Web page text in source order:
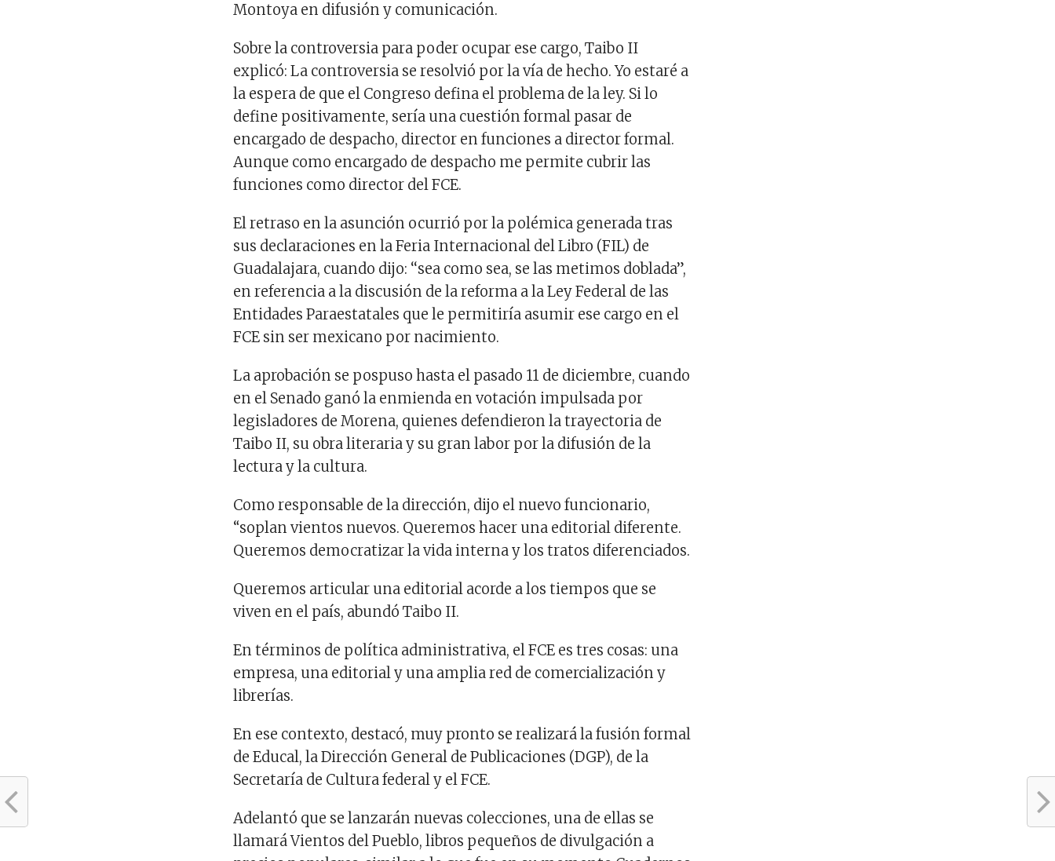
Montoya en difusión y comunicación.
Sobre la controversia para poder ocupar ese cargo, Taibo II
explicó: La controversia se resolvió por la vía de hecho. Yo estaré a
la espera de que el Congreso defina el problema de la ley. Si lo
define positivamente, sería una cuestión formal pasar de
encargado de despacho, director en funciones a director formal.
Aunque como encargado de despacho me permite cubrir las
funciones como director del FCE.
El retraso en la asunción ocurrió por la polémica generada tras
sus declaraciones en la Feria Internacional del Libro (FIL) de
Guadalajara, cuando dijo: ‘‘sea como sea, se las metimos doblada”,
en referencia a la discusión de la reforma a la Ley Federal de las
Entidades Paraestatales que le permitiría asumir ese cargo en el
FCE sin ser mexicano por nacimiento.
La aprobación se pospuso hasta el pasado 11 de diciembre, cuando
en el Senado ganó la enmienda en votación impulsada por
legisladores de Morena, quienes defendieron la trayectoria de
Taibo II, su obra literaria y su gran labor por la difusión de la
lectura y la cultura.
Como responsable de la dirección, dijo el nuevo funcionario,
“soplan vientos nuevos. Queremos hacer una editorial diferente.
Queremos democratizar la vida interna y los tratos diferenciados.
Queremos articular una editorial acorde a los tiempos que se
viven en el país, abundó Taibo II.
En términos de política administrativa, el FCE es tres cosas: una
empresa, una editorial y una amplia red de comercialización y
librerías.
En ese contexto, destacó, muy pronto se realizará la fusión formal
de Educal, la Dirección General de Publicaciones (DGP), de la
Secretaría de Cultura federal y el FCE.
Adelantó que se lanzarán nuevas colecciones, una de ellas se
llamará Vientos del Pueblo, libros pequeños de divulgación a